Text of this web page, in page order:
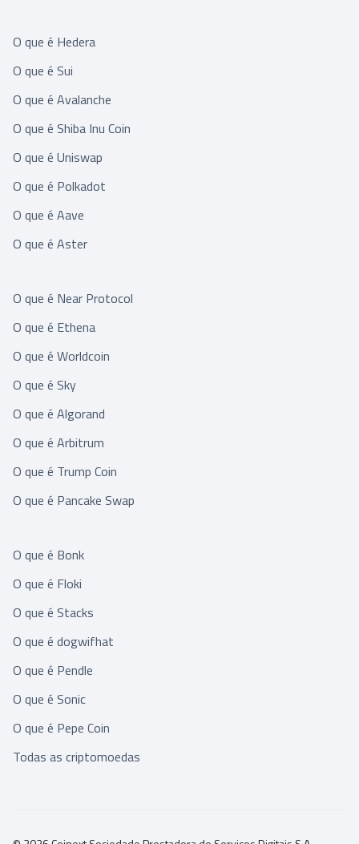
O que é Hedera
O que é Sui
O que é Avalanche
O que é Shiba Inu Coin
O que é Uniswap
O que é Polkadot
O que é Aave
O que é Aster
O que é Near Protocol
O que é Ethena
O que é Worldcoin
O que é Sky
O que é Algorand
O que é Arbitrum
O que é Trump Coin
O que é Pancake Swap
O que é Bonk
O que é Floki
O que é Stacks
O que é dogwifhat
O que é Pendle
O que é Sonic
O que é Pepe Coin
Todas as criptomoedas